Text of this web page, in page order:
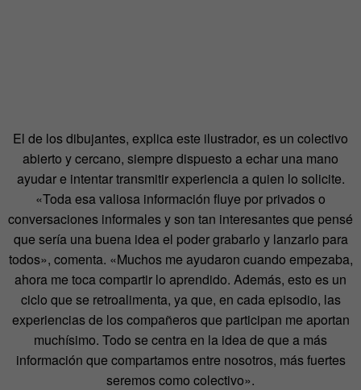
El de los dibujantes, explica este ilustrador, es un colectivo
abierto y cercano, siempre dispuesto a echar una mano
ayudar e intentar transmitir experiencia a quien lo solicite.
«Toda esa valiosa información fluye por privados o
conversaciones informales y son tan interesantes que pensé
que sería una buena idea el poder grabarlo y lanzarlo para
todos», comenta. «Muchos me ayudaron cuando empezaba,
ahora me toca compartir lo aprendido. Además, esto es un
ciclo que se retroalimenta, ya que, en cada episodio, las
experiencias de los compañeros que participan me aportan
muchísimo. Todo se centra en la idea de que a más
información que compartamos entre nosotros, más fuertes
seremos como colectivo».